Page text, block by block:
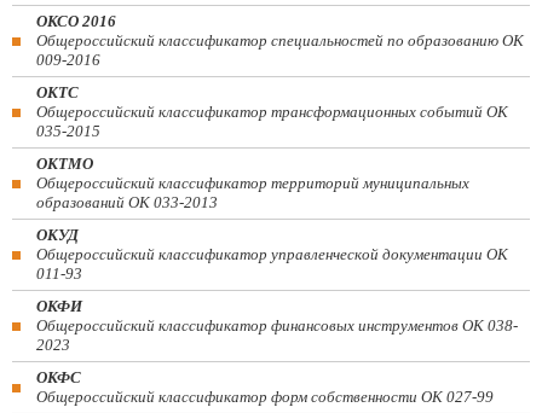
ОКСО 2016
Общероссийский классификатор специальностей по образованию ОК
009-2016
ОКТС
Общероссийский классификатор трансформационных событий ОК
035-2015
ОКТМО
Общероссийский классификатор территорий муниципальных
образований ОК 033-2013
ОКУД
Общероссийский классификатор управленческой документации ОК
011-93
ОКФИ
Общероссийский классификатор финансовых инструментов OK 038-
2023
ОКФС
Общероссийский классификатор форм собственности ОК 027-99